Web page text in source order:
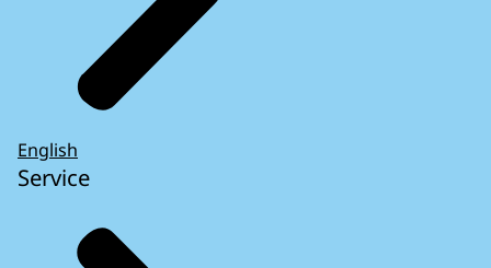
English
Service